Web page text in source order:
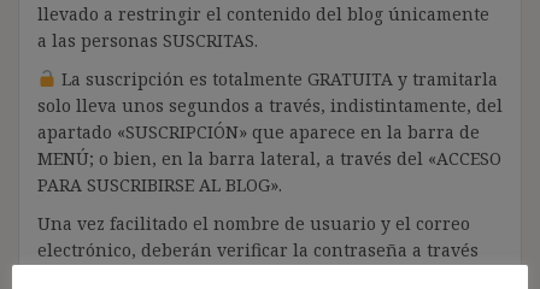
llevado a restringir el contenido del blog únicamente
a las personas SUSCRITAS.
La suscripción es totalmente GRATUITA y tramitarla
solo lleva unos segundos a través, indistintamente, del
apartado «SUSCRIPCIÓN» que aparece en la barra de
MENÚ; o bien, en la barra lateral, a través del «ACCESO
PARA SUSCRIBIRSE AL BLOG».
Una vez facilitado el nombre de usuario y el correo
electrónico, deberán verificar la contraseña a través